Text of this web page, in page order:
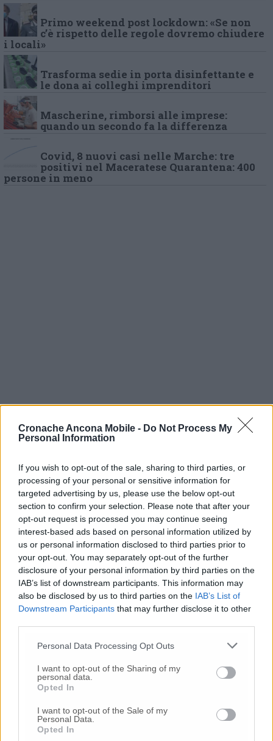
Cronache Ancona Mobile - Do Not Process My
Personal Information
If you wish to opt-out of the sale, sharing to third parties, or
processing of your personal or sensitive information for
targeted advertising by us, please use the below opt-out
section to confirm your selection. Please note that after your
opt-out request is processed you may continue seeing
interest-based ads based on personal information utilized by
us or personal information disclosed to third parties prior to
your opt-out. You may separately opt-out of the further
disclosure of your personal information by third parties on the
IAB’s list of downstream participants. This information may
also be disclosed by us to third parties on the IAB’s List of
Downstream Participants that may further disclose it to other
Personal Data Processing Opt Outs
I want to opt-out of the Sharing of my
personal data.
Opted In
I want to opt-out of the Sale of my
Personal Data.
Opted In
Primo weekend post lockdown: «Se non
c’è rispetto delle regole dovremo chiudere
i locali»
Trasforma sedie in porta disinfettante e
le dona ai colleghi imprenditori
Mascherine, rimborsi alle imprese:
quando un secondo fa la differenza
Covid, 8 nuovi casi nelle Marche: tre
positivi nel Maceratese Quarantena: 400
persone in meno
Oltre un milione al mese per far
funzionare 24 posti letto: i costi del Covid
center
Violazione della quarantena, il
capogruppo della Lega Beruschi convocato
dalla polizia locale
Gores: per la seconda volta nessun morto
Covid nelle Marche
Fase zero, nuovo scontro sui dati «Nelle
Marche non prima del 23 giugno»
«Previsione sballata e penalizzante»
Covid, morto commerciante: addio a Dario
Magnapane